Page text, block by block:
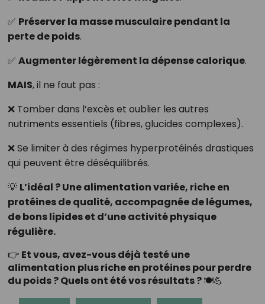
✅ Préserver la masse musculaire pendant la
perte de poids.
✅ Augmenter légèrement la dépense calorique.
MAIS, il ne faut pas :
❌ Tomber dans l’excès et oublier les autres
nutriments essentiels (fibres, glucides complexes).
❌ Se limiter à des régimes hyperprotéinés drastiques
qui peuvent être déséquilibrés.
💡 L’idéal ? Une alimentation variée, riche en
protéines de qualité, accompagnée de légumes,
de bons lipides et d’une activité physique
régulière.
👉 Et vous, avez-vous déjà testé une
alimentation plus riche en protéines pour perdre
du poids ? Quels ont été vos résultats ? 🍽️💪